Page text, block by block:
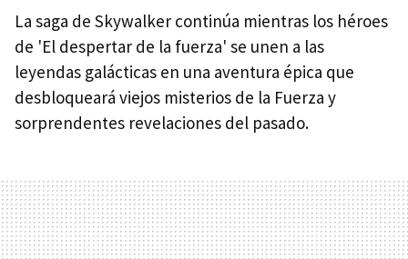
La saga de Skywalker continúa mientras los héroes
de 'El despertar de la fuerza' se unen a las
leyendas galácticas en una aventura épica que
desbloqueará viejos misterios de la Fuerza y
sorprendentes revelaciones del pasado.